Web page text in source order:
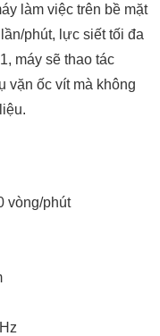
làm việc trên bề mặt
phút, lực siết tối đa
máy sẽ thao tác
vặn ốc vít mà không
vòng/phút